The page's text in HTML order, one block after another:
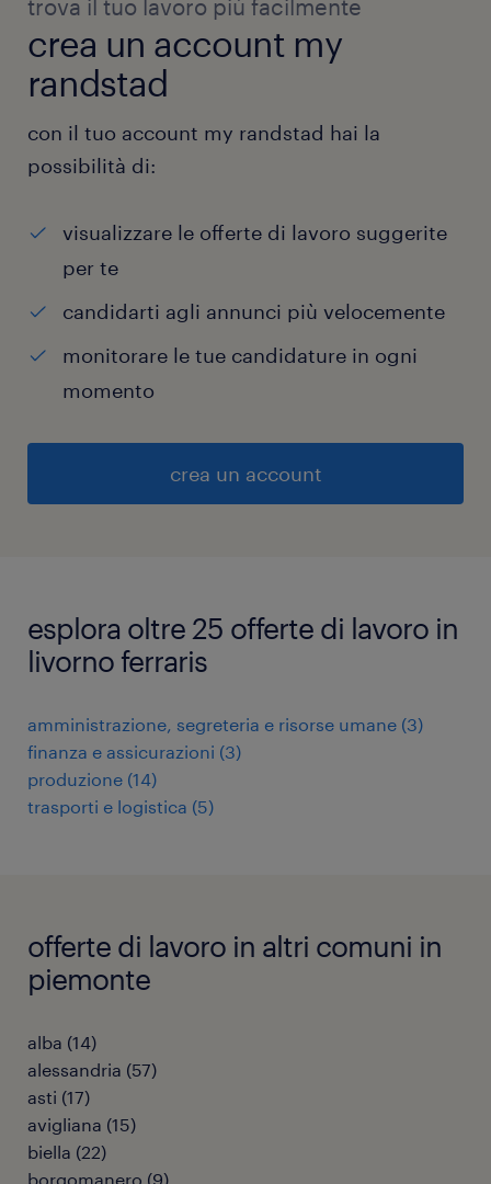
trova il tuo lavoro più facilmente
crea un account my
randstad
con il tuo account my randstad hai la
possibilità di:
visualizzare le offerte di lavoro suggerite
per te
candidarti agli annunci più velocemente
monitorare le tue candidature in ogni
momento
crea un account
esplora oltre 25 offerte di lavoro in
livorno ferraris
amministrazione, segreteria e risorse umane (3)
finanza e assicurazioni (3)
produzione (14)
trasporti e logistica (5)
offerte di lavoro in altri comuni in
piemonte
alba (14)
alessandria (57)
asti (17)
avigliana (15)
biella (22)
borgomanero (9)